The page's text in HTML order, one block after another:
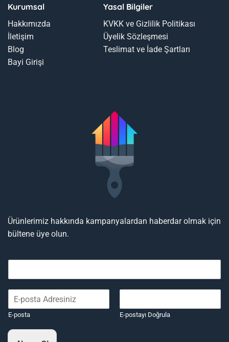
Kurumsal
Hakkımızda
İletişim
Blog
Bayi Girişi
Yasal Bilgiler
KVKK ve Gizlilik Politikası
Üyelik Sözleşmesi
Teslimat ve İade Şartları
Ürünlerimiz hakkında kampanyalardan haberdar olmak için
bültene üye olun.
E-posta E-postayı Doğrula